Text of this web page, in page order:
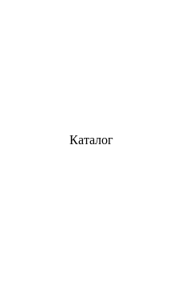
Каталог